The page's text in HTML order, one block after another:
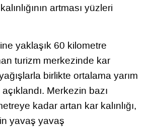
artması yüzleri
yaklaşık 60 kilometre
turizm merkezinde kar
yağışlarla birlikte ortalama yarım
Merkezin bazı
kadar artan kar kalınlığı,
yavaş yavaş